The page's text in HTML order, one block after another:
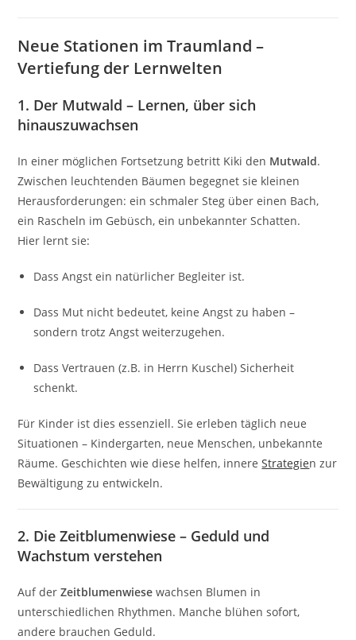
Neue Stationen im Traumland –
Vertiefung der Lernwelten
1. Der Mutwald – Lernen, über sich
hinauszuwachsen
In einer möglichen Fortsetzung betritt Kiki den Mutwald.
Zwischen leuchtenden Bäumen begegnet sie kleinen
Herausforderungen: ein schmaler Steg über einen Bach,
ein Rascheln im Gebüsch, ein unbekannter Schatten.
Hier lernt sie:
Dass Angst ein natürlicher Begleiter ist.
Dass Mut nicht bedeutet, keine Angst zu haben –
sondern trotz Angst weiterzugehen.
Dass Vertrauen (z.B. in Herrn Kuschel) Sicherheit
schenkt.
Für Kinder ist dies essenziell. Sie erleben täglich neue
Situationen – Kindergarten, neue Menschen, unbekannte
Räume. Geschichten wie diese helfen, innereStrategien zur
Bewältigung zu entwickeln.
2. Die Zeitblumenwiese – Geduld und
Wachstum verstehen
Auf derZeitblumenwiese wachsen Blumen in
unterschiedlichen Rhythmen. Manche blühen sofort,
andere brauchen Geduld.